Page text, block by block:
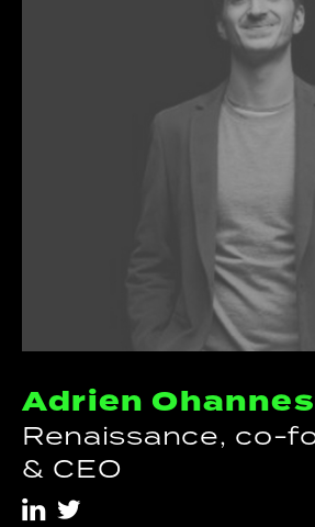
Adrien
Renaissance, co-
& CEO
i t